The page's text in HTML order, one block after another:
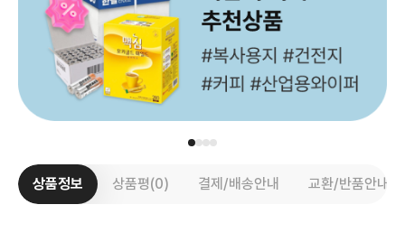
상품정보 상품평(0) 결제/배송안내 교환/반품안내